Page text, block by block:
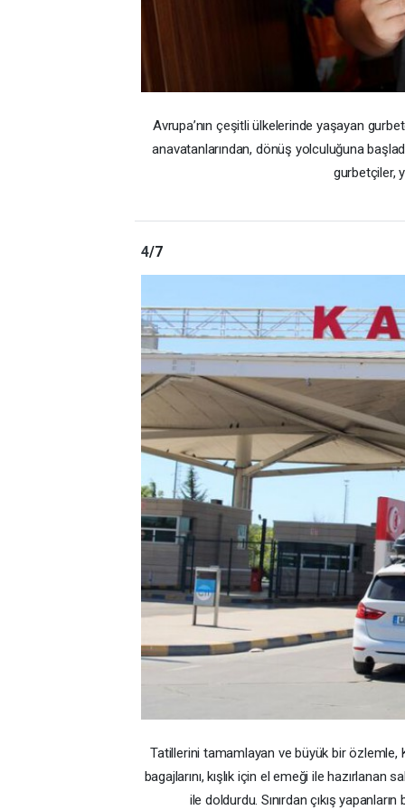
Avrupa’nın çeşitli ülkelerinde yaşayan
anavatanlarından, dönüş yolculuğuna
gurbetçiler,
4/7
Tatillerini tamamlayan ve büyük bir özlemle,
bagajlarını, kışlık için el emeği ile
ile doldurdu. Sınırdan çıkış